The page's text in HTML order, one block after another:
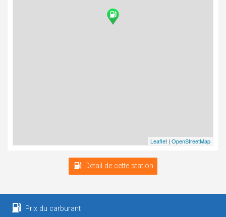
Leaflet | OpenStreetMap
Détail de cette station
Prix du carburant